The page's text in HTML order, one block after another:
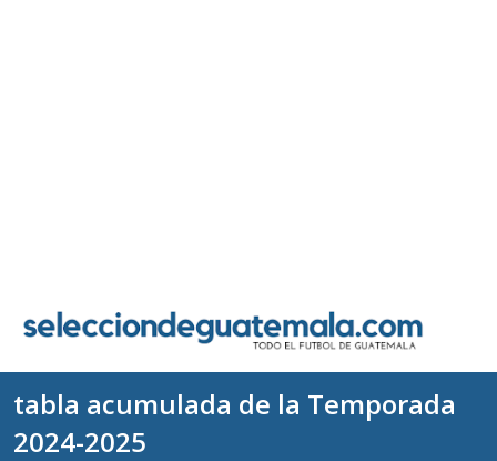
tabla acumulada de la Temporada
2024-2025